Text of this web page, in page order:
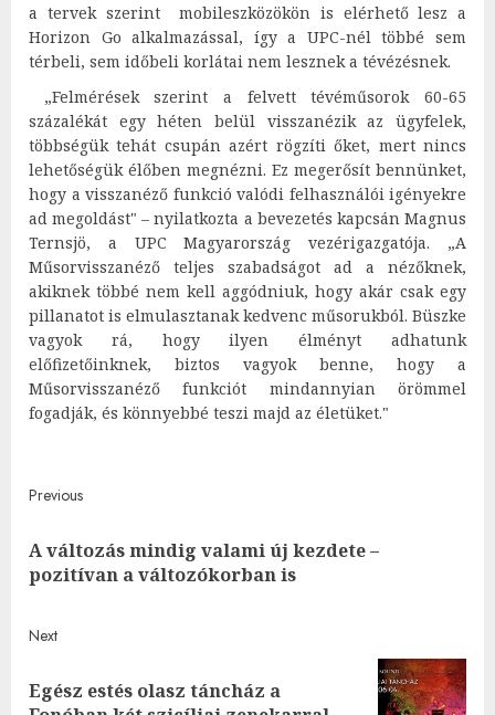
a tervek szerint mobileszközökön is elérhető lesz a
Horizon Go alkalmazással, így a UPC-nél többé sem
térbeli, sem időbeli korlátai nem lesznek a tévézésnek.
„Felmérések szerint a felvett tévéműsorok 60-65
százalékát egy héten belül visszanézik az ügyfelek,
többségük tehát csupán azért rögzíti őket, mert nincs
lehetőségük élőben megnézni. Ez megerősít bennünket,
hogy a visszanéző funkció valódi felhasználói igényekre
ad megoldást" – nyilatkozta a bevezetés kapcsán Magnus
Ternsjö, a UPC Magyarország vezérigazgatója. „A
Műsorvisszanéző teljes szabadságot ad a nézőknek,
akiknek többé nem kell aggódniuk, hogy akár csak egy
pillanatot is elmulasztanak kedvenc műsorukból. Büszke
vagyok rá, hogy ilyen élményt adhatunk
előfizetőinknek, biztos vagyok benne, hogy a
Műsorvisszanéző funkciót mindannyian örömmel
fogadják, és könnyebbé teszi majd az életüket."
Post
navigation
Previous
A változás mindig valami új kezdete –
pozitívan a változókorban is
Next
Next
Egész estés olasz táncház a